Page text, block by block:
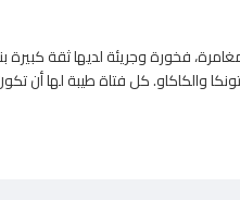
فخورة وجريئة لديها ثقة كبيرة
والكاكاو. كل فتاة طيبة لها أن